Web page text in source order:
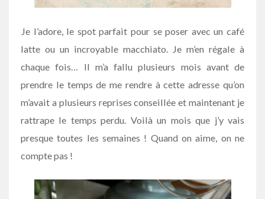
Je l’adore, le spot parfait pour se poser avec un café
latte ou un incroyable macchiato. Je m’en régale à
chaque fois… Il m’a fallu plusieurs mois avant de
prendre le temps de me rendre à cette adresse qu’on
m’avait a plusieurs reprises conseillée et maintenant je
rattrape le temps perdu. Voilà un mois que j’y vais
presque toutes les semaines ! Quand on aime, on ne
compte pas !